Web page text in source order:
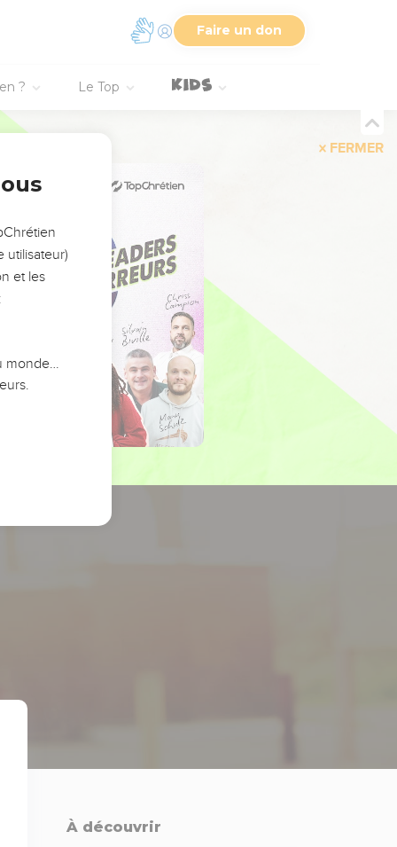
Faire un don
? Le Top
FERMER
À découvrir
utilisateur)
et les
monde…